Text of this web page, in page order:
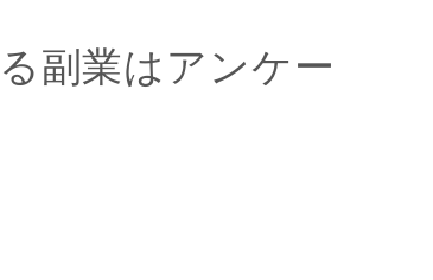
副業はアンケー